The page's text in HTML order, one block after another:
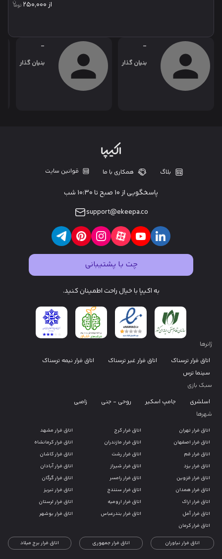
از250,000
-
بنیان گذار
-
بنیان گذار
بلاگ همکاری با ما قوانین سایت
پاسخگویی از ۱۰ صبح تا ۱۰:۳۰ شب
support@ekeepa.co
چت با پشتیبانی
به اکیپا با خیال راحت اطمینان کنید.
ژانرها
اتاق فرار ترسناک
اتاق فرار غیر ترسناک
اتاق فرار نیمه ترسناک
سینما ترس
سبک بازی
اسلشری
جامپ اسکیر روحی - جنی
زامبی
شهرها
اتاق فرار تهران اتاق فرار کرج
اتاق فرار مشهد
اتاق فرار اصفهان
اتاق فرار مازندران
اتاق فرار کرمانشاه
اتاق فرار قم
اتاق فرار رشت
اتاق فرار کاشان
اتاق فرار یزد
اتاق فرار شیراز
اتاق فرار آبادان
اتاق فرار قزوین
اتاق فرار رامسر
اتاق فرار گرگان
اتاق فرار همدان
اتاق فرار سنندج
اتاق فرار تبریز
اتاق فرار اراک
اتاق فرار ارومیه
اتاق فرار لرستان
اتاق فرار آمل
اتاق فرار بندرعباس
اتاق فرار بوشهر
اتاق فرار کرمان
اتاق فرار نیاوران اتاق فرار جمهوری اتاق فرار برج میلاد